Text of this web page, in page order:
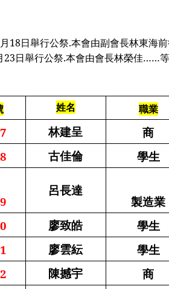
18日舉行公祭.本會由副會長林東海前
23日舉行公祭.本會由會長林榮佳……
姓名 職業
林建呈 商
古佳倫 學生
呂長達
製造業
廖致皓 學生
廖雲紜 學生
陳撼宇 商